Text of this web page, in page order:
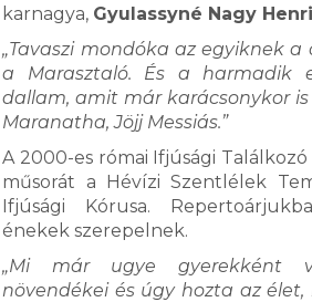
karnagya, Gyulassyné Nagy
„Tavaszi mondóka az egyiknek
a Marasztaló. És a harmadik
dallam, amit már karácsonykor
Maranatha, Jöjj Messiás.”
A 2000-es római Ifjúsági
műsorát a Hévízi Szentlélek
Ifjúsági Kórusa.
énekek szerepelnek.
„Mi már ugye gyerekként
növendékei és úgy hozta az